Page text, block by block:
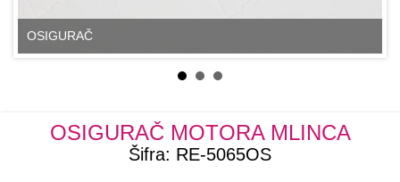
OSIGURAČ
OSIGURAČ MOTORA MLINCA
Šifra: RE-5065OS